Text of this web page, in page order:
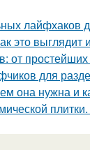
лайфхаков
выглядит и
от
для
она нужна и